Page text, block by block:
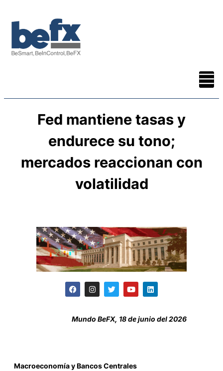
Fed mantiene tasas y
endurece su tono;
mercados reaccionan con
volatilidad
Mundo BeFX, 18 de junio del 2026
Macroeconomía y Bancos Centrales